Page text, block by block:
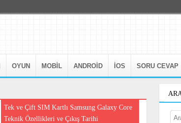
OYUN MOBIL ANDROID IOS SORU CEVAP
Tek ve Çift SIM Kartlı Samsung Galaxy Core
Teknik Özellikleri ve Çıkış Tarihi